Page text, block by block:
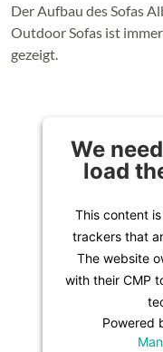
Der Aufbau des Sofas
Outdoor Sofas ist
gezeigt.
We
load
This content
trackers that
The website
with their CMP
Powered